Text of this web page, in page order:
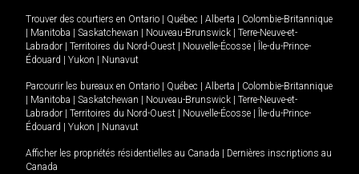
Trouver des courtiers en Ontario Québec Alberta
Colombie-Britannique
Manitoba Saskatchewan Nouveau-Brunswick
Terre-Neuve-et-
Labrador
Territoires du Nord-Ouest Nouvelle-Écosse
Île-du-Prince-
Édouard
Yukon Nunavut
Parcourir les bureaux en Ontario Québec Alberta
Colombie-Britannique
Manitoba Saskatchewan Nouveau-Brunswick
Terre-Neuve-et-
Labrador
Territoires du Nord-Ouest Nouvelle-Écosse
Île-du-Prince-
Édouard
Yukon Nunavut
Afficher les propriétés résidentielles au Canada
Dernières inscriptions au
Canada